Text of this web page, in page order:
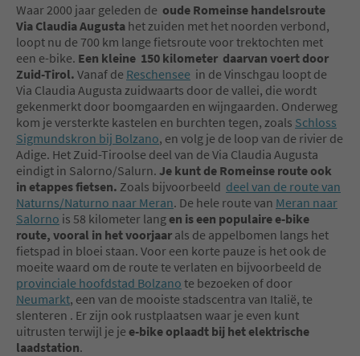
Waar 2000 jaar geleden de oude Romeinse handelsroute
Via Claudia Augusta het zuiden met het noorden verbond,
loopt nu de 700 km lange fietsroute voor trektochten met
een e-bike. Een kleine 150 kilometer daarvan voert door
Zuid-Tirol. Vanaf de Reschensee in de Vinschgau loopt de
Via Claudia Augusta zuidwaarts door de vallei, die wordt
gekenmerkt door boomgaarden en wijngaarden. Onderweg
kom je versterkte kastelen en burchten tegen, zoals Schloss
Sigmundskron bij Bolzano, en volg je de loop van de rivier de
Adige. Het Zuid-Tiroolse deel van de Via Claudia Augusta
eindigt in Salorno/Salurn. Je kunt de Romeinse route ook
in etappes fietsen. Zoals bijvoorbeeld deel van de route van
Naturns/Naturno naar Meran. De hele route van Meran naar
Salorno is 58 kilometer langen is een populaire e-bike
route, vooral in het voorjaar als de appelbomen langs het
fietspad in bloei staan. Voor een korte pauze is het ook de
moeite waard om de route te verlaten en bijvoorbeeld de
provinciale hoofdstad Bolzano te bezoeken of door
Neumarkt, een van de mooiste stadscentra van Italië, te
slenteren . Er zijn ook rustplaatsen waar je even kunt
uitrusten terwijl je je e-bike oplaadt bij het elektrische
laadstation.